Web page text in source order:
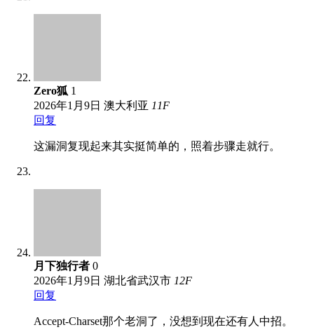
Zero狐 1
2026年1月9日 澳大利亚 11F
回复
这漏洞复现起来其实挺简单的，照着步骤走就行。
月下独行者 0
2026年1月9日 湖北省武汉市 12F
回复
Accept-Charset那个老洞了，没想到现在还有人中招。